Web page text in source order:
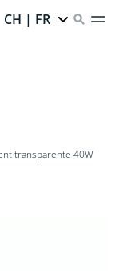
CH | FR
transparente 40W